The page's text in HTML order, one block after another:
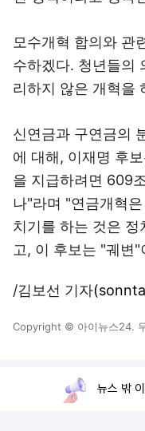
모수개혁 합의와 관
수하겠다. 청년들의
리하지 않은 개혁을
신연금과 구연금의
에 대해, 이재명 후
을 지급하려면 609
나"라며 "연금개혁
치기를 하는 것은
고, 이 후보는 "궤변
/김보선 기자
Copyright © 아이뉴스24.
뉴스 밖